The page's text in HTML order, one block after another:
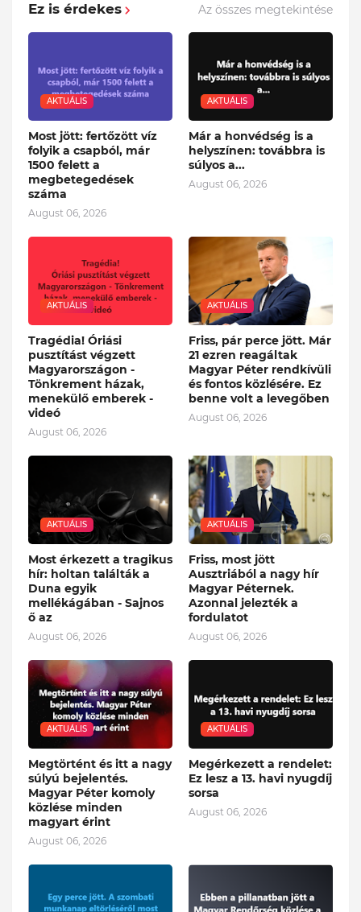
Ez is érdekes Az összes megtekintése
AKTUÁLIS
Most jött: fertőzött víz
folyik a csapból, már
1500 felett a
megbetegedések
száma
August 06, 2026
AKTUÁLIS
Már a honvédség is a
helyszínen: továbbra is
súlyos a...
August 06, 2026
AKTUÁLIS
Tragédia! Óriási
pusztítást végzett
Magyarországon -
Tönkrement házak,
menekülő emberek -
videó
August 06, 2026
AKTUÁLIS
Friss, pár perce jött. Már
21 ezren reagáltak
Magyar Péter rendkívüli
és fontos közlésére. Ez
benne volt a levegőben
August 06, 2026
AKTUÁLIS
Most érkezett a tragikus
hír: holtan találták a
Duna egyik
mellékágában - Sajnos
ő az
August 06, 2026
AKTUÁLIS
Friss, most jött
Ausztriából a nagy hír
Magyar Péternek.
Azonnal jelezték a
fordulatot
August 06, 2026
AKTUÁLIS
Megtörtént és itt a nagy
súlyú bejelentés.
Magyar Péter komoly
közlése minden
magyart érint
August 06, 2026
AKTUÁLIS
Megérkezett a rendelet:
Ez lesz a 13. havi nyugdíj
sorsa
August 06, 2026